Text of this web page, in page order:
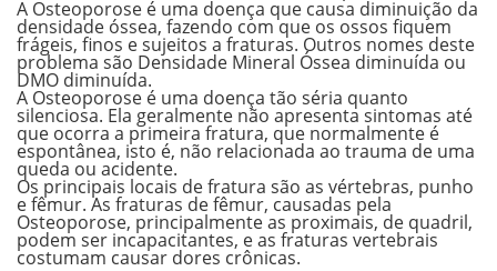
A Osteoporose é uma doença que causa diminuição da
densidade óssea, fazendo com que os ossos fiquem
frágeis, finos e sujeitos a fraturas. Outros nomes deste
problema são Densidade Mineral Óssea diminuída ou
DMO diminuída.
A Osteoporose é uma doença tão séria quanto
silenciosa. Ela geralmente não apresenta sintomas até
que ocorra a primeira fratura, que normalmente é
espontânea, isto é, não relacionada ao trauma de uma
queda ou acidente.
Os principais locais de fratura são as vértebras, punho
e fêmur. As fraturas de fêmur, causadas pela
Osteoporose, principalmente as proximais, de quadril,
podem ser incapacitantes, e as fraturas vertebrais
costumam causar dores crônicas.